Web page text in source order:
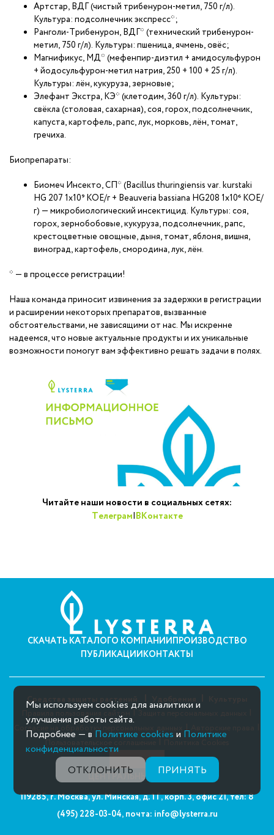
Артстар, ВДГ (чистый трибенурон-метил, 750 г/л).
Культура: подсолнечник экспресс*;
Ранголи-Трибенурон, ВДГ* (технический трибенурон-
метил, 750 г/л). Культуры: пшеница, ячмень, овёс;
Магнификус, МД* (мефенпир-диэтил + амидосульфурон
+ йодосульфурон-метил натрия, 250 + 100 + 25 г/л).
Культуры: лён, кукуруза, зерновые;
Элефант Экстра, КЭ* (клетодим, 360 г/л). Культуры:
свёкла (столовая, сахарная), соя, горох, подсолнечник,
капуста, картофель, рапс, лук, морковь, лён, томат,
гречиха.
Биопрепараты:
Биомеч Инсекто, СП* (Bacillus thuringiensis var. kurstaki
HG 207 1х10⁹ КОЕ/г + Beauveria bassiana HG208 1х10⁶ КОЕ/
г) — микробиологический инсектицид. Культуры: соя,
горох, зернобобовые, кукуруза, подсолнечник, рапс,
крестоцветные овощные, дыня, томат, яблоня, вишня,
виноград, картофель, смородина, лук, лён.
* — в процессе регистрации!
Наша команда приносит извинения за задержки в регистрации
и расширении некоторых препаратов, вызванные
обстоятельствами, не зависящими от нас. Мы искренне
надеемся, что новые актуальные продукты и их уникальные
возможности помогут вам эффективно решать задачи в полях.
Читайте наши новости в социальных сетях:
Телеграм|ВКонтакте
СКАЧАТЬ КАТАЛОГО КОМПАНИИПРОИЗВОДСТВО
ПУБЛИКАЦИИКОНТАКТЫ
Средства защиты растений
Правила пользования сайтом |
Согласие на обработку персональных данных |
ЦЕНТРАЛЬНЫЙ ОФИС:
119285, г. Москва, ул. Минская, д. 1 Г, корп. 3, офис 21,тел: 8
(495) 228-03-04, почта: info@lysterra.ru
Мы используем cookies для аналитики и
улучшения работы сайта.
Подробнее — в Политике cookies и Политике
конфиденциальности
ОТКЛОНИТЬ
ПРИНЯТЬ